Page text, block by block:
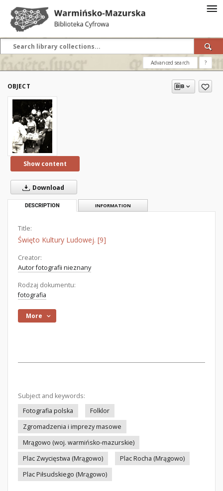
Advanced search ?
OBJECT
Show content
Download
DESCRIPTION INFORMATION
Title:
Święto Kultury Ludowej. [9]
Creator:
Autor fotografii nieznany
Rodzaj dokumentu:
fotografia
More
Subject and keywords:
Fotografia polska
Folklor
Zgromadzenia i imprezy masowe
Mrągowo (woj. warmińsko-mazurskie)
Plac Zwycięstwa (Mrągowo)
Plac Rocha (Mrągowo)
Plac Piłsudskiego (Mrągowo)